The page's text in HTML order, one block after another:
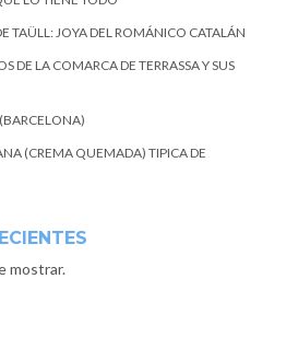
TAÜLL: JOYA DEL ROMÁNICO CATALÁN
DE LA COMARCA DE TERRASSA Y SUS
(CREMA QUEMADA) TIPICA DE
mostrar.